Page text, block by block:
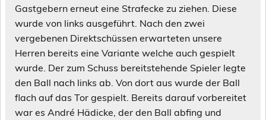
Gastgebern erneut eine Strafecke zu ziehen. Diese
wurde von links ausgeführt. Nach den zwei
vergebenen Direktschüssen erwarteten unsere
Herren bereits eine Variante welche auch gespielt
wurde. Der zum Schuss bereitstehende Spieler legte
den Ball nach links ab. Von dort aus wurde der Ball
flach auf das Tor gespielt. Bereits darauf vorbereitet
war es André Hädicke, der den Ball abfing und